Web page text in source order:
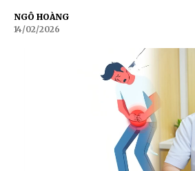
NGÔ HOÀNG
14/02/2026